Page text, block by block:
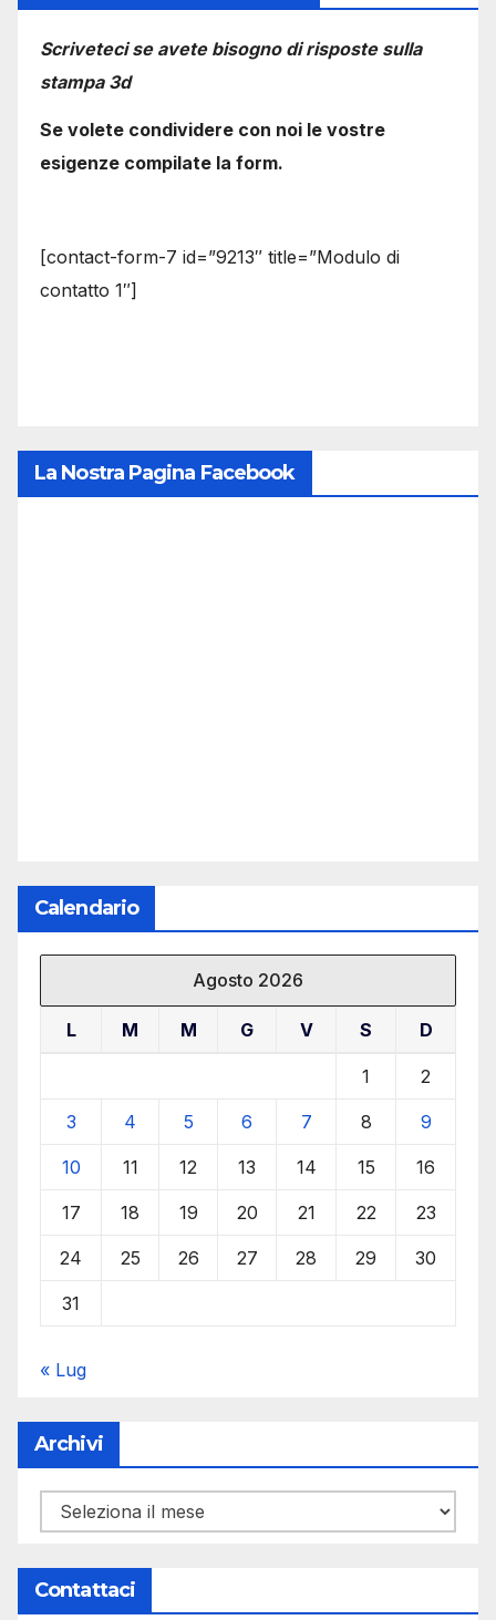
Scriveteci se avete bisogno di risposte sulla
stampa 3d
Se volete condividere con noi le vostre
esigenze compilate la form.
[contact-form-7 id=”9213″ title=”Modulo di
contatto 1″]
La Nostra Pagina Facebook
Calendario
Agosto 2026
L M M G V S D
1 2
3 4 5 6 7 8 9
10 11 12 13 14 15 16
17 18 19 20 21 22 23
24 25 26 27 28 29 30
31
« Lug
Archivi
Archivi
Contattaci